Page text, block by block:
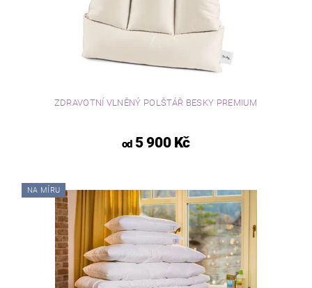
ZDRAVOTNÍ VLNĚNÝ POLŠTÁŘ BESKY PREMIUM
od5 900 Kč
NA MÍRU